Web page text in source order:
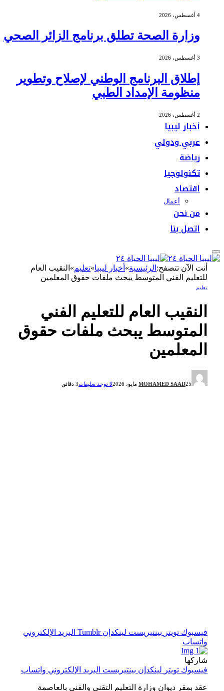
وزارة الصحة تطلق برنامج الزائر الصحي
إطلاق البرنامج الوطني لإصلاح وتطوير
منظومة الإمداد الطبي
أخبار ليبيا
عربي ودولي
رياضة
تكنولوجيا
اقتصاد
أعمال
من نحن
اتصل بنا
أنت الآن تتصفح:الرئيسية»أخبار ليبيا»تعليم»النقيب العام
للتعليم الفني المتوسط يبحث ملفات حقوق المعلمين
تعليم
النقيب العام للتعليم الفني
المتوسط يبحث ملفات حقوق
المعلمين
MOHAMED SAAD25 مايو، 2026 لا توجد تعليقات3 دقائق
فيسبوك تويتر بينتيريست لينكدإن Tumblr البريد الإلكتروني
واتساب
شاركها
فيسبوك تويتر لينكدإن بينتيريست البريد الإلكتروني واتساب
عقد بمقر ديوان وزارة التعليم التقني والفني بالعاصمة